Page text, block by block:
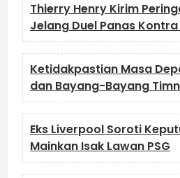
Thierry Henry Kirim
Jelang Duel Panas
Ketidakpastian Masa
dan Bayang-Bayang
Eks Liverpool Soroti
Mainkan Isak Lawan PSG